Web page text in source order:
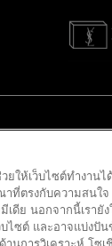
ยให้เว็บไซต์ทำงานไ
ที่ตรงกับความสนใจ
ดีย นอกจากนี้เรายัง
บไซต์ และอาจแบ่งปั